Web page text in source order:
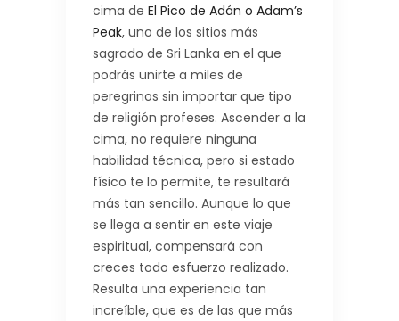
cima de El Pico de Adán o Adam’s
Peak, uno de los sitios más
sagrado de Sri Lanka en el que
podrás unirte a miles de
peregrinos sin importar que tipo
de religión profeses. Ascender a la
cima, no requiere ninguna
habilidad técnica, pero si estado
físico te lo permite, te resultará
más tan sencillo. Aunque lo que
se llega a sentir en este viaje
espiritual, compensará con
creces todo esfuerzo realizado.
Resulta una experiencia tan
increíble, que es de las que más